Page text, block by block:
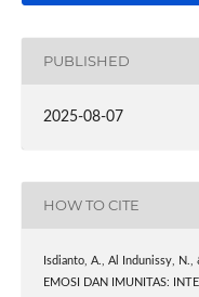
PUBLISHED
2025-08-07
HOW TO CITE
Isdianto, A., Al Indunissy, N.,
EMOSI DAN IMUNITAS: